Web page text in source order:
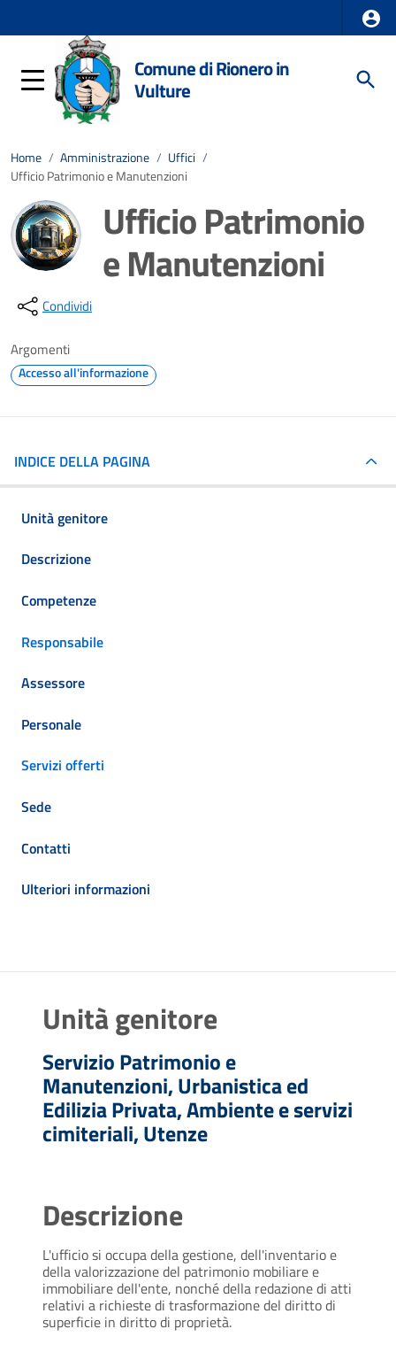
Comune di Rionero in
Vulture
Home / Amministrazione / Uffici /
Ufficio Patrimonio e Manutenzioni
Ufficio Patrimonio
e Manutenzioni
Condividi
Argomenti
Accesso all'informazione
INDICE DELLA PAGINA
Unità genitore
Descrizione
Competenze
Responsabile
Assessore
Personale
Servizi offerti
Sede
Contatti
Ulteriori informazioni
Unità genitore
Servizio Patrimonio e
Manutenzioni, Urbanistica ed
Edilizia Privata, Ambiente e servizi
cimiteriali, Utenze
Descrizione
L'ufficio si occupa della gestione, dell'inventario e
della valorizzazione del patrimonio mobiliare e
immobiliare dell'ente, nonché della redazione di atti
relativi a richieste di trasformazione del diritto di
superficie in diritto di proprietà.